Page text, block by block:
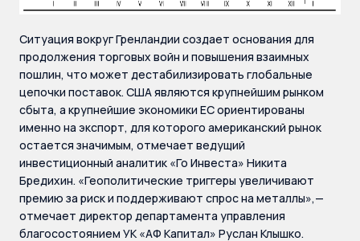
Ситуация вокруг Гренландии создает основания для
продолжения торговых войн и повышения взаимных
пошлин, что может дестабилизировать глобальные
цепочки поставок. США являются крупнейшим рынком
сбыта, а крупнейшие экономики ЕС ориентированы
именно на экспорт, для которого американский рынок
остается значимым, отмечает ведущий
инвестиционный аналитик «Го Инвеста» Никита
Бредихин. «Геополитические триггеры увеличивают
премию за риск и поддерживают спрос на металлы»,—
отмечает директор департамента управления
благосостоянием УК «АФ Капитал» Руслан Клышко.